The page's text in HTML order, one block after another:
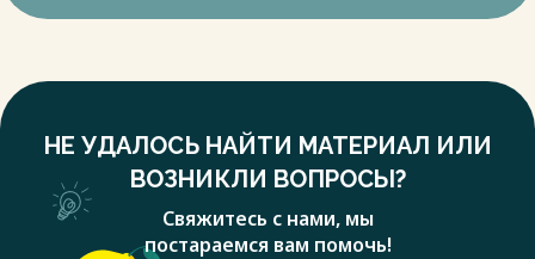
НЕ УДАЛОСЬ НАЙТИ МАТЕРИАЛ ИЛИ
ВОЗНИКЛИ ВОПРОСЫ?
Свяжитесь с нами, мы
постараемся вам помочь!